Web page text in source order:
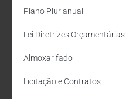
Plano Plurianual
Lei Diretrizes Orçamentárias
Almoxarifado
Licitação e Contratos